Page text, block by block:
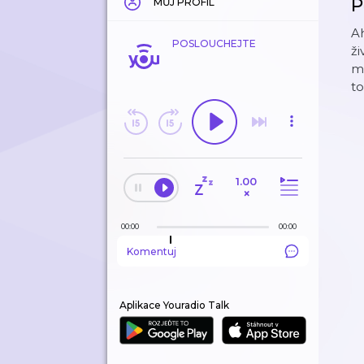
POSLOUCHEJTE
1.00
×
00:00 00:00
Komentuj
Aplikace Youradio Talk